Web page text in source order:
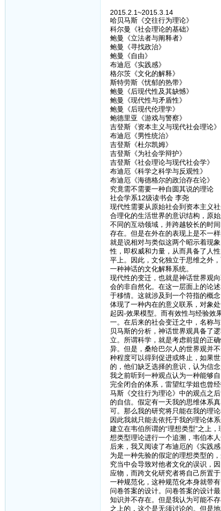
2015.2.1~2015.3.14
哈贝马斯《交往行为理论》
科尔曼《社会理论的基础》
鲍曼《立法者与阐释者》
鲍曼《寻找政治》
鲍曼《自由》
布迪厄《实践感》
格尔茨《文化的解释》
斯特劳斯《忧郁的热带》
鲍曼《后现代性及其缺憾》
鲍曼《现代性与矛盾性》
鲍曼《后现代伦理学》
鲍德里亚《游戏与警察》
吉登斯《资本主义与现代社会理论》
布迪厄《男性统治》
吉登斯《杜尔凯姆》
吉登斯《为社会学辩护》
吉登斯《社会理论与现代社会学》
布迪厄《科学之科学与反观性》
布迪厄《海德格尔的政治存在论》
究竟需不需要一种自圆其说的理论
社会学系12级读书会 李尧
现代性需要从原始社会到资本主义
合理化的生活世界的意识结构，原
不同的互动领域，并跨越较长的时
存在。但是在外在的表现上是不一
就是说相对与类似这两个昭示着现
性，即权威和力量，从而具备了人
平上。因此，文化独立于思维之外
一种神话的文化解释系统。
现代性的变迁，也就是神话世界观
会的非自然化。在这一层面上的论
于移情。这就涉及到一个符指的概
体现了一种内在的意义联系，对象
起因-效果模型。而有效性与经验效
一。在后来的社会变迁之中，名称
贝马斯的分析，神话世界观具备了
立。所谓科学，就是考虑前提的正
异。但是，桑给巴尔人的世界观并
种程度可以得到促进或终止，如果
的，他们缺乏选择的意识，认为信
我之前听到一种观点认为一种能够
完全闭合的体系，雷望红学姐也曾
马斯《交往行为理论》中的观点之
的自信。假定有一天我的思维体系
可。那么我的研究将只能在我的理
因此我就只能去依托于我的理论体
建立在韦伯所谓的“理想类型”之上
想类型理论进行一个追溯，韦伯本
后来，我又阅读了布迪厄的《实践
为是一种先验的假定的理想类型的
究当中会导致对他者文化的误识，
应物，而跨文化研究者将自己所置
一种规范化，这种规范化本身就带
问卷答案的设计。问卷答案的设计
知识并不存在。但是我认为可能不
之上的，这个是无须讨论的。但是